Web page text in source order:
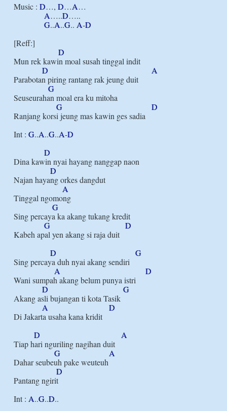
Music : D…, D…A…
A…..D…..
G..A..G.. A-D
[Reff:]
D
Mun rek kawin moal susah tinggal indit
D
A
Parabotan piring rantang rak jeung duit
G
Seuseurahan moal era ku mitoha
G
D
Ranjang korsi jeung mas kawin ges sadia
Int : G..A..G..A-D
D
Dina kawin nyai hayang nanggap naon
D
Najan hayang orkes dangdut
A
Tinggal ngomong
G
Sing percaya ka akang tukang kredit
G
D
Kabeh apal yen akang si raja duit
D
G
Sing percaya duh nyai akang sendiri
A
D
Wani sumpah akang belum punya istri
D
G
Akang asli bujangan ti kota Tasik
A
D
Di Jakarta usaha kana kridit
D
A
Tiap hari nguriling nagihan duit
G
A
Dahar seubeuh pake weuteuh
D
Pantang ngirit
Int : A..G..D..